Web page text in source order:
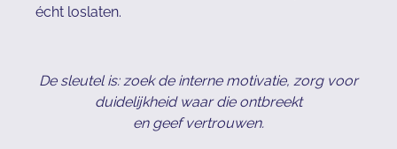
écht loslaten.
De sleutel is: zoek de interne motivatie, zorg voor
duidelijkheid waar die ontbreekt
en geef vertrouwen.